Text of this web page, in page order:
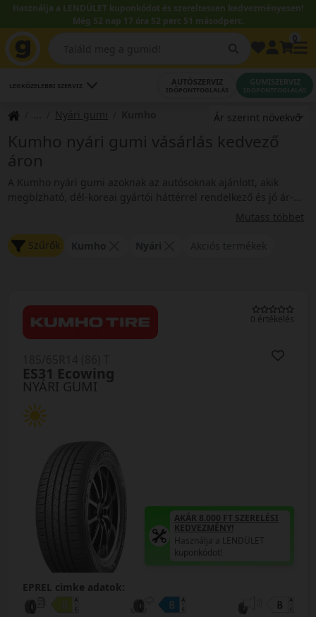
Használja a LENDÜLET kuponkódot és szereltessen kedvezményesen!
Még 52 nap 17 óra 52 perc 50 másodperc.
LEGKÖZELEBBI SZERVIZ AUTÓSZERVIZ
IDŐPONTFOGLALÁS
GUMISZERVIZ
IDŐPONTFOGLALÁS
Nyári gumi
Kumho nyári gumi vásárlás kedvező
áron
A Kumho nyári gumi azoknak az autósoknak ajánlott, akik
megbízható, dél-koreai gyártói háttérrel rendelkező és jó ár-
érték arányú abroncsot keresnek a melegebb hónapokra. A
Kumho több mint 60 éves múlttal rendelkező, világszerte
ismert gumiabroncsgyártó, amely a személyautók, SUV-ok,
kisteherautók és sportosabb modellek számára is kínál nyári
Mutass többet
Szűrők
0 értékelés
NYÁRI GUMI
ES31 Ecowing
AKÁR 8.000 FT SZERELÉSI
KEDVEZMÉNY!
Használja a LENDÜLET
kuponkódot!
EPREL cimke adatok: